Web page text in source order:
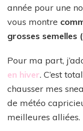
année pour une
vous montre
grosses semelles
Pour ma part,
en hiver. C’est
chausser mes
de météo
meilleures alliées.